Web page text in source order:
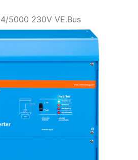
5000 230V VE.Bus